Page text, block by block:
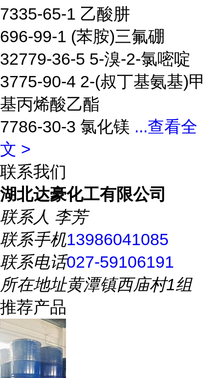
7335-65-1 乙酸肼
696-99-1 (苯胺)三氟硼
32779-36-5 5-溴-2-氯嘧啶
3775-90-4 2-(叔丁基氨基)甲
基丙烯酸乙酯
7786-30-3 氯化镁 ...查看全
文 >
联系我们
湖北达豪化工有限公司
联系人 李芳
联系手机13986041085
联系电话027-59106191
所在地址黄潭镇西庙村1组
推荐产品